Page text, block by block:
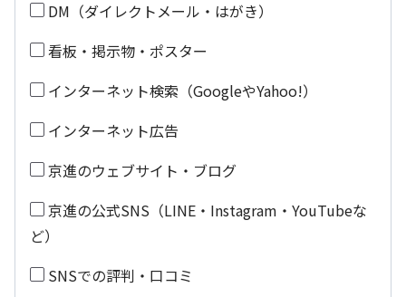
DM（ダイレクトメール・はがき）
看板・掲示物・ポスター
インターネット検索（GoogleやYahoo!）
インターネット広告
京進のウェブサイト・ブログ
京進の公式SNS（LINE・Instagram・YouTubeな
ど）
SNSでの評判・口コミ